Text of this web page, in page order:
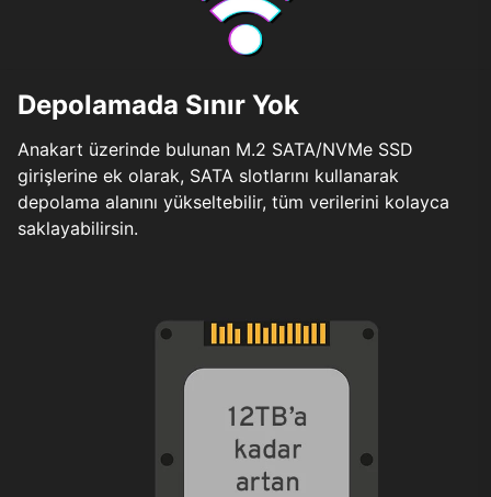
Depolamada Sınır Yok
Anakart üzerinde bulunan M.2 SATA/NVMe SSD
girişlerine ek olarak, SATA slotlarını kullanarak
depolama alanını yükseltebilir, tüm verilerini kolayca
saklayabilirsin.